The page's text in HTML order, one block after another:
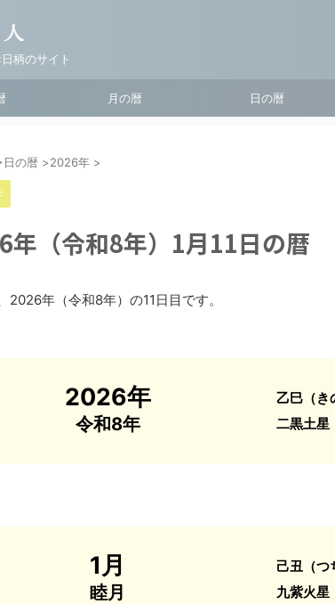
柄のサイト
月の暦 日の暦
日の暦 >2026年 >
年（令和8年）1月11日の暦
2026年（令和8年）の11日目です。
2026年
令和8年
乙巳（き
二黒土星
1月
睦月
己丑（つ
九紫火星